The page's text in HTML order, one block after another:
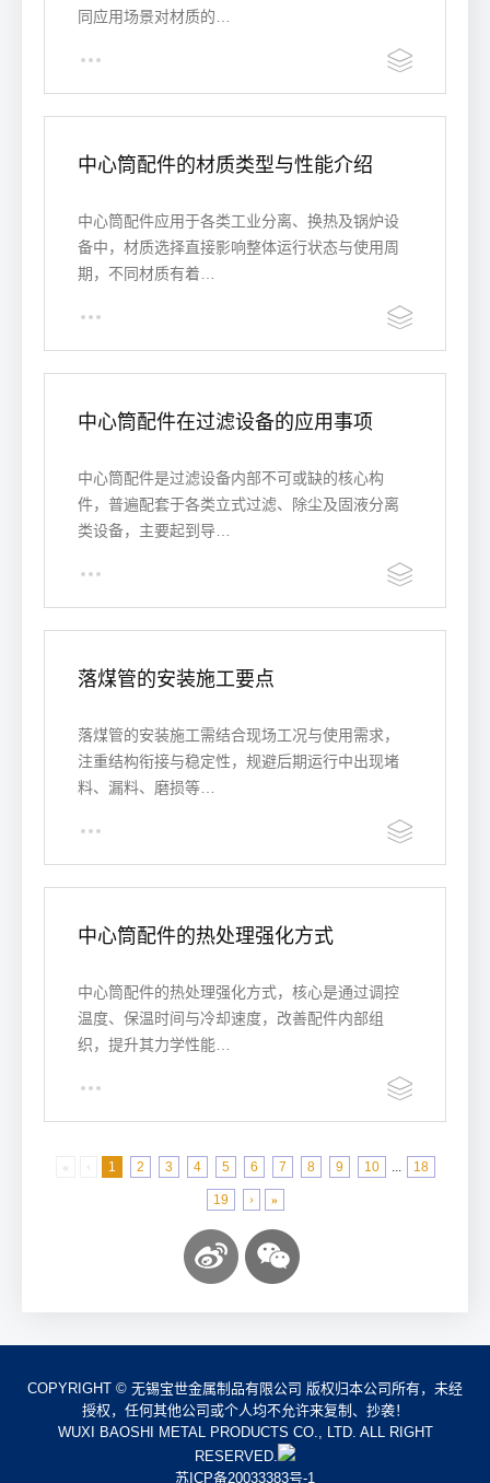
同应用场景对材质的…
中心筒配件的材质类型与性能介绍
中心筒配件应用于各类工业分离、换热及锅炉设
备中，材质选择直接影响整体运行状态与使用周
期，不同材质有着…
中心筒配件在过滤设备的应用事项
中心筒配件是过滤设备内部不可或缺的核心构
件，普遍配套于各类立式过滤、除尘及固液分离
类设备，主要起到导…
落煤管的安装施工要点
落煤管的安装施工需结合现场工况与使用需求，
注重结构衔接与稳定性，规避后期运行中出现堵
料、漏料、磨损等…
中心筒配件的热处理强化方式
中心筒配件的热处理强化方式，核心是通过调控
温度、保温时间与冷却速度，改善配件内部组
织，提升其力学性能…
« ‹ 1 2 3 4 5 6 7 8 9 10 ... 18
19 › »
COPYRIGHT © 无锡宝世金属制品有限公司 版权归本公司所有，未经
授权，任何其他公司或个人均不允许来复制、抄袭！
WUXI BAOSHI METAL PRODUCTS CO., LTD. ALL RIGHT
RESERVED.
苏ICP备20033383号-1